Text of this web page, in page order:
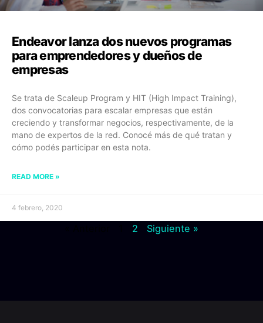
Endeavor lanza dos nuevos programas
para emprendedores y dueños de
empresas
Se trata de Scaleup Program y HIT (High Impact Training),
dos convocatorias para escalar empresas que están
creciendo y transformar negocios, respectivamente, de la
mano de expertos de la red. Conocé más de qué tratan y
cómo podés participar en esta nota.
READ MORE »
4 febrero, 2020
2 Siguiente »